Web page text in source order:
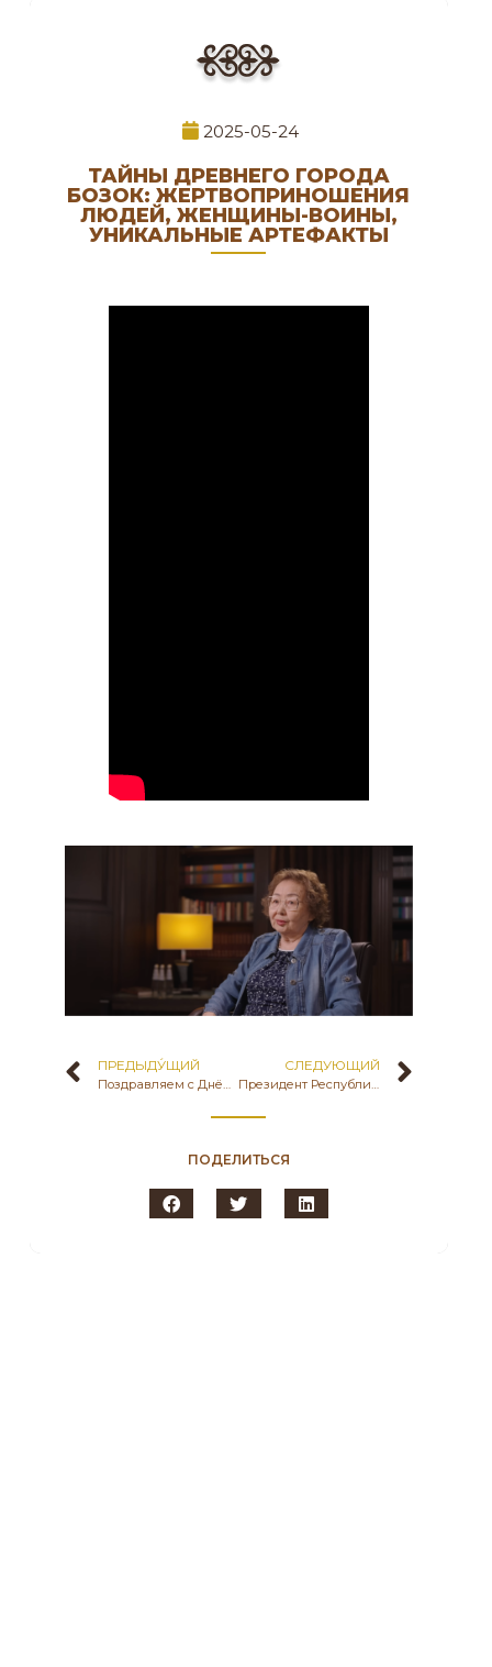
2025-05-24
ТАЙНЫ ДРЕВНЕГО ГОРОДА
БОЗОК: ЖЕРТВОПРИНОШЕНИЯ
ЛЮДЕЙ, ЖЕНЩИНЫ-ВОИНЫ,
УНИКАЛЬНЫЕ АРТЕФАКТЫ
ПРЕДЫДУ́ЩИЙ
Поздравляем с Днём работников культуры и искусства – 21 мая!
СЛЕДУЮЩИЙ
Президент Республики Казахстан Касым-Жомарта Токаев, выступая на третьем заседании Национального курултая «Адал адам-Адал еңбек-Адал табыс», подчеркнул : «Самые значимые ступеньки к прогрессу нашей нации — это книги.
ПОДЕЛИТЬСЯ